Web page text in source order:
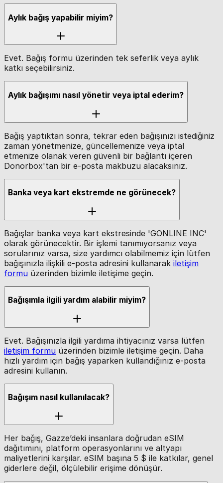
Aylık bağış yapabilir miyim?
Evet. Bağış formu üzerinden tek seferlik veya aylık
katkı seçebilirsiniz.
Aylık bağışımı nasıl yönetir veya iptal ederim?
Bağış yaptıktan sonra, tekrar eden bağışınızı istediğiniz
zaman yönetmenize, güncellemenize veya iptal
etmenize olanak veren güvenli bir bağlantı içeren
Donorbox'tan bir e-posta makbuzu alacaksınız.
Banka veya kart ekstremde ne görünecek?
Bağışlar banka veya kart ekstresinde 'GONLINE INC'
olarak görünecektir. Bir işlemi tanımıyorsanız veya
sorularınız varsa, size yardımcı olabilmemiz için lütfen
bağışınızla ilişkili e-posta adresini kullanarak iletişim
formu üzerinden bizimle iletişime geçin.
Bağışımla ilgili yardım alabilir miyim?
Evet. Bağışınızla ilgili yardıma ihtiyacınız varsa lütfen
iletişim formu üzerinden bizimle iletişime geçin. Daha
hızlı yardım için bağış yaparken kullandığınız e-posta
adresini kullanın.
Bağışım nasıl kullanılacak?
Her bağış, Gazze’deki insanlara doğrudan eSIM
dağıtımını, platform operasyonlarını ve altyapı
maliyetlerini karşılar. eSIM başına 5 $ ile katkılar, genel
giderlere değil, ölçülebilir erişime dönüşür.